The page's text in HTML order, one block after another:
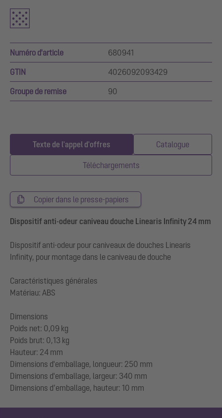
Numéro d'article 680941
GTIN 4026092093429
Groupe de remise 90
Texte de l'appel d'offres Catalogue
Téléchargements
Copier dans le presse-papiers
Dispositif anti-odeur caniveau douche Linearis Infinity 24 mm
Dispositif anti-odeur pour caniveaux de douches Linearis
Infinity, pour montage dans le caniveau de douche
Caractéristiques générales
Matériau: ABS
Dimensions
Poids net: 0,09 kg
Poids brut: 0,13 kg
Hauteur: 24 mm
Dimensions d'emballage, longueur: 250 mm
Dimensions d'emballage, largeur: 340 mm